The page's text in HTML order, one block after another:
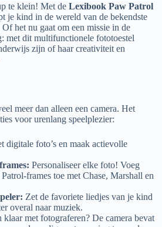
te klein! Met de Lexibook Paw Patrol
je kind in de wereld van de bekendste
het nu gaat om een missie in de
met dit multifunctionele fototoestel
zijn of haar creativiteit en
meer dan alleen een camera. Het
voor urenlang speelplezier:
digitale foto’s en maak actievolle
Personaliseer elke foto! Voeg
frames toe met Chase, Marshall en
Zet de favoriete liedjes van je kind
overal naar muziek.
klaar met fotograferen? De camera bevat